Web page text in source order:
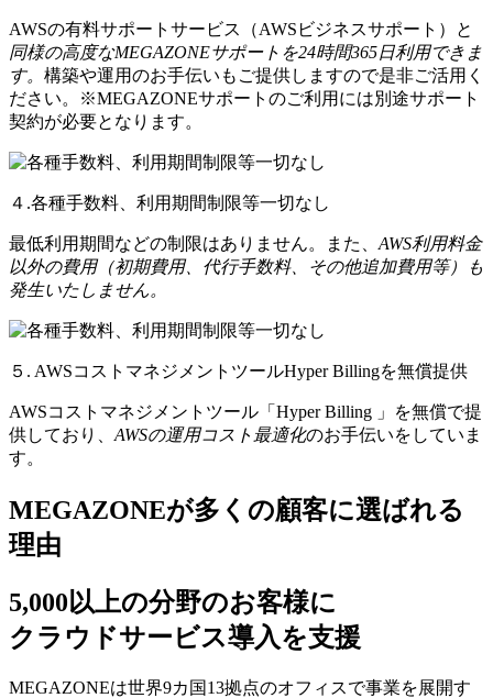
AWSの有料サポートサービス（AWSビジネスサポート）と
同様の高度なMEGAZONEサポートを24時間365日利用できま
す。 構築や運用のお手伝いもご提供しますので是非ご活用く
ださい。※MEGAZONEサポートのご利用には別途サポート
契約が必要となります。
４.各種手数料、利用期間制限等一切なし
最低利用期間などの制限はありません。また、 AWS利用料金
以外の費用（初期費用、代行手数料、その他追加費用等）も
発生いたしません。
５. AWSコストマネジメントツールHyper Billingを無償提供
AWSコストマネジメントツール「Hyper Billing 」を無償で提
供しており、 AWSの運⽤コスト最適化のお⼿伝いをしていま
す。
MEGAZONEが多くの顧客に選ばれる
理由
5,000以上の分野のお客様に
クラウドサービス導入を支援
MEGAZONEは世界9カ国13拠点のオフィスで事業を展開す